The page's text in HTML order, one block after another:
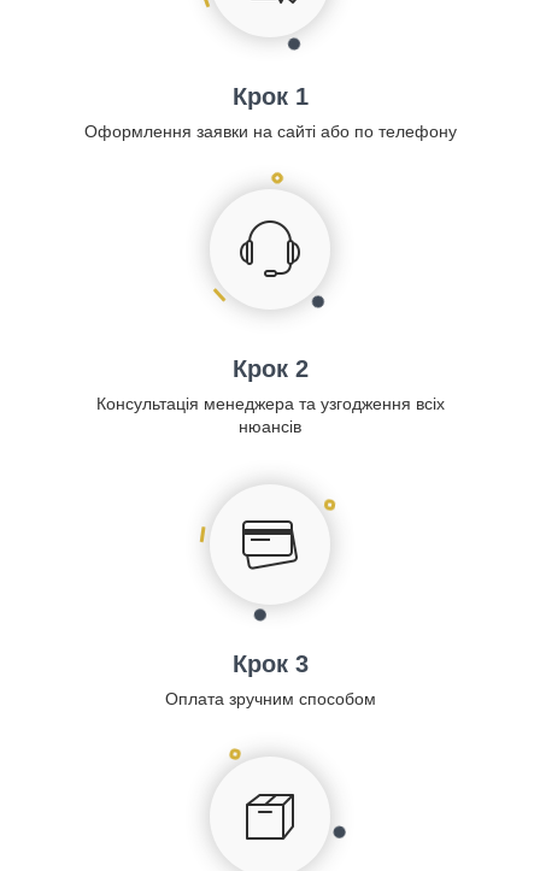
Крок 1
Оформлення заявки на сайті або по телефону
Крок 2
Консультація менеджера та узгодження всіх
нюансів
Крок 3
Оплата зручним способом